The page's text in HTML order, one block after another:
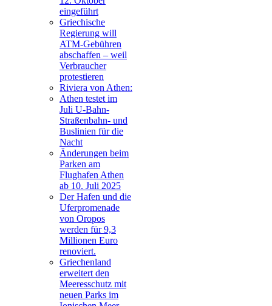
eingeführt
Griechische
Regierung will
ATM-Gebühren
abschaffen – weil
Verbraucher
protestieren
Riviera von Athen:
Athen testet im
Juli U-Bahn-
Straßenbahn- und
Buslinien für die
Nacht
Änderungen beim
Parken am
Flughafen Athen
ab 10. Juli 2025
Der Hafen und die
Uferpromenade
von Oropos
werden für 9,3
Millionen Euro
renoviert.
Griechenland
erweitert den
Meeresschutz mit
neuen Parks im